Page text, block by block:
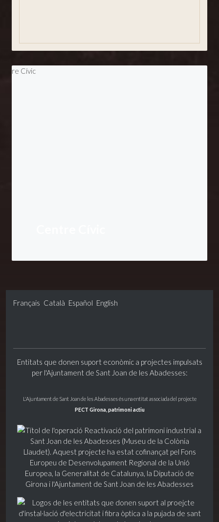
Français Català Español English
Entitats que donen suport econòmic a projectes impulsats
per l'Ajuntament de Sant Joan de les Abadesses:
L'Ajuntament de Sant Joan de les Abadesses és una entitat associada del projecte
PECT Girona, patrimoni actiu